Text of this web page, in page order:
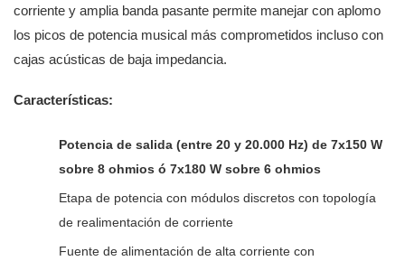
corriente y amplia banda pasante permite manejar con aplomo
los picos de potencia musical más comprometidos incluso con
cajas acústicas de baja impedancia.
Características:
Potencia de salida (entre 20 y 20.000 Hz) de 7x150 W
sobre 8 ohmios ó 7x180 W sobre 6 ohmios
Etapa de potencia con módulos discretos con topología
de realimentación de corriente
Fuente de alimentación de alta corriente con